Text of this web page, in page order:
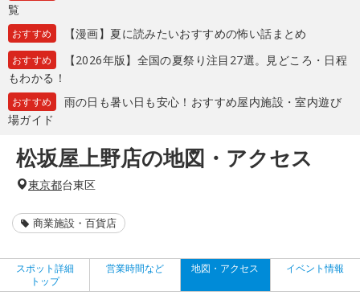
覧
おすすめ 【漫画】夏に読みたいおすすめの怖い話まとめ
おすすめ
【2026年版】全国の夏祭り注目27選。見どころ・日程
もわかる！
おすすめ
雨の日も暑い日も安心！おすすめ屋内施設・室内遊び
場ガイド
松坂屋上野店の地図・アクセス
東京都台東区
商業施設・百貨店
スポット詳細
トップ
営業時間など 地図・アクセス イベント情報